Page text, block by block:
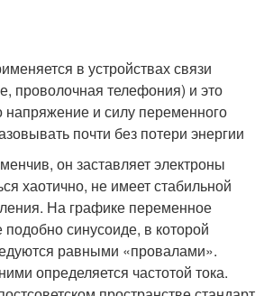
в устройствах связи
проволочная телефония) и это
напряжение и силу переменного
почти без потери энергии
он заставляет электроны
хаотично, не имеет стабильной
На графике переменное
подобно синусоиде, в которой
равными «провалами».
определяется частотой тока.